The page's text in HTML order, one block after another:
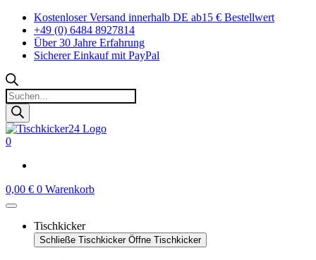
Zum
Inhalt
springen
Kostenloser Versand innerhalb DE ab15 € Bestellwert
+49 (0) 6484 8927814
Über 30 Jahre Erfahrung
Sicherer Einkauf mit PayPal
Products
search
0
0,00 € 0 Warenkorb
Tischkicker
Schließe Tischkicker Öffne Tischkicker